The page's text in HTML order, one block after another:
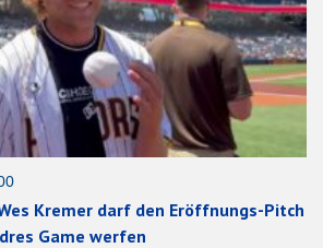
Kremer darf den Eröffnungs-Pitch
Game werfen